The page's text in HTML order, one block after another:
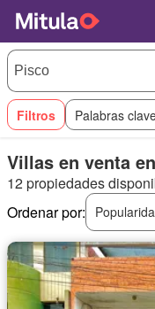
Filtros Palabras
Villas en venta
12 propiedades
Ordenar por: